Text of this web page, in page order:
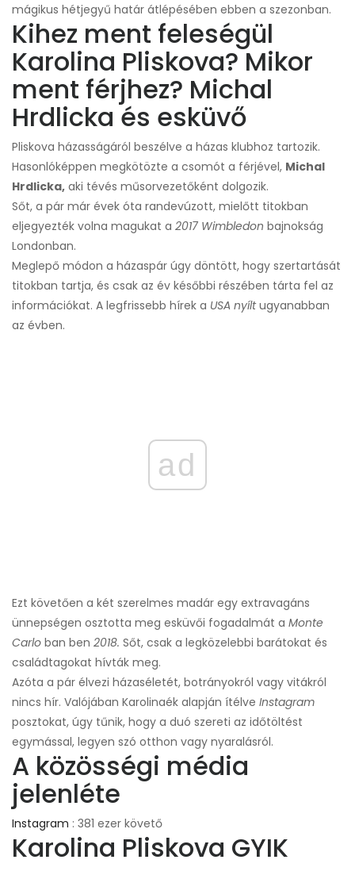
mágikus hétjegyű határ átlépésében ebben a szezonban.
Kihez ment feleségül
Karolina Pliskova? Mikor
ment férjhez? Michal
Hrdlicka és esküvő
Pliskova házasságáról beszélve a házas klubhoz tartozik.
Hasonlóképpen megkötözte a csomót a férjével, Michal
Hrdlicka, aki tévés műsorvezetőként dolgozik.
Sőt, a pár már évek óta randevúzott, mielőtt titokban
eljegyezték volna magukat a 2017 Wimbledon bajnokság
Londonban.
Meglepő módon a házaspár úgy döntött, hogy szertartását
titokban tartja, és csak az év későbbi részében tárta fel az
információkat. A legfrissebb hírek a USA nyíltugyanabban
az évben.
ad
Ezt követően a két szerelmes madár egy extravagáns
ünnepségen osztotta meg esküvői fogadalmát a Monte
Carlo ban ben 2018. Sőt, csak a legközelebbi barátokat és
családtagokat hívták meg.
Azóta a pár élvezi házaséletét, botrányokról vagy vitákról
nincs hír. Valójában Karolinaék alapján ítélve Instagram
posztokat, úgy tűnik, hogy a duó szereti az időtöltést
egymással, legyen szó otthon vagy nyaralásról.
A közösségi média
jelenléte
Instagram : 381 ezer követő
Karolina Pliskova GYIK